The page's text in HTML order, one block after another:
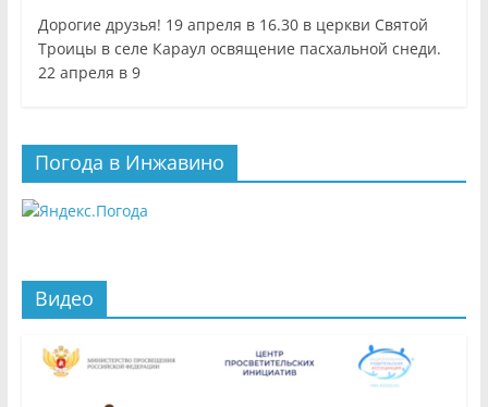
Дорогие друзья! 19 апреля в 16.30 в церкви Святой
Троицы в селе Караул освящение пасхальной снеди.
22 апреля в 9
Погода в Инжавино
Видео